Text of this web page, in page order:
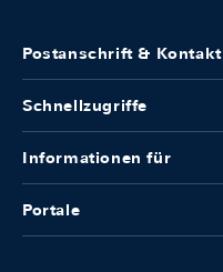
Postanschrift & Kontakt
Schnellzugriffe
Informationen für
Portale